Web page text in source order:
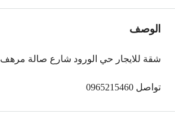
الوصف
شقة للايجار حي الورود شارع صالة مرهف ٢ فني
تواصل 0965215460